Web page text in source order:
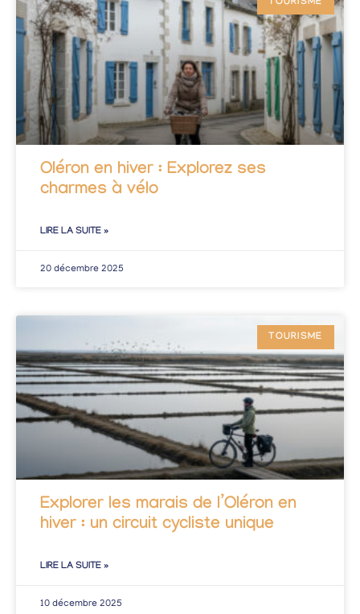
TOURISME
Oléron en hiver : Explorez ses
charmes à vélo
LIRE LA SUITE »
20 décembre 2025
TOURISME
Explorer les marais de l’Oléron en
hiver : un circuit cycliste unique
LIRE LA SUITE »
10 décembre 2025